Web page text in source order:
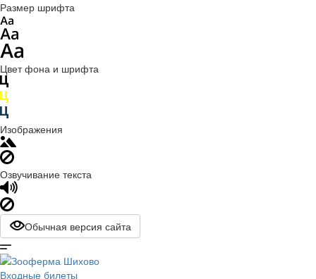
Размер шрифта
Цвет фона и шрифта
Изображения
Озвучивание текста
Обычная версия сайта
Входные билеты